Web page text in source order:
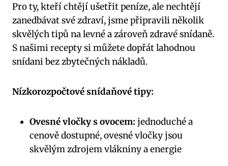
Pro ty, kteří chtějí ušetřit peníze, ale nechtějí
zanedbávat své zdraví, jsme připravili několik
skvělých tipů na levné a zároveň zdravé snídaně.
S našimi recepty si můžete dopřát lahodnou
snídani bez zbytečných nákladů.
Nízkorozpočtové snídaňové tipy:
Ovesné vločky s ovocem: jednoduché a
cenově dostupné, ovesné vločky jsou
skvělým zdrojem vlákniny a energie